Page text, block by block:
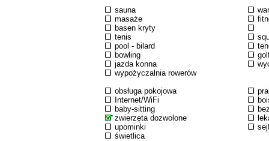
sauna
masaże
basen kryty
tenis
pool - bilard
bowling
jazda konna
wypożyczalnia rowerów
obsługa pokojowa
Internet/WiFi
baby-sitting
zwierzęta dozwolone
upominki
świetlica